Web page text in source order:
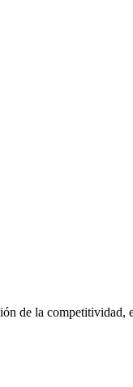
de la competitividad,